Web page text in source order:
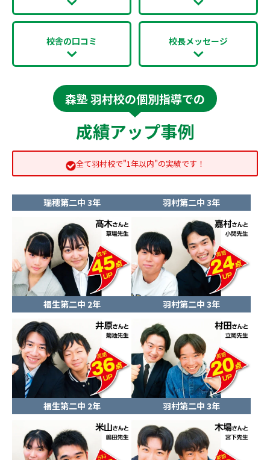
校舎の口コミ 校長メッセージ
森塾 羽村校の個別指導での
成績アップ事例
全て羽村校で"1年以内"の実績です！
瑞穂第二中 3年 羽村第二中 3年
福生第二中 2年 羽村第二中 3年
福生第二中 2年 羽村第二中 3年